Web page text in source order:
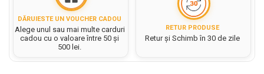
Rigle, echere si raportor
plastic
Sticle, caserole, pusculite,
suporturi copii
Abtibilduri, Stickere Christmas
Articole de Papetarie Craciun
Baloane de Craciun si An Nou
Hartie tip pergament
Indigo
Rezerve caiet mecanic
Masini si Echipamente
Instrumente, Echipamente, Accesorii
Perforatoare Forme Decorative
DĂRUIESTE UN VOUCHER CADOU
Alege unul sau mai multe carduri
cadou cu o valoare între 50 și
500 lei.
RETUR PRODUSE
Retur și Schimb în 30 de zile